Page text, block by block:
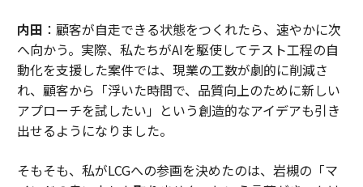
内田 ：顧客が自走できる状態をつくれたら、速やかに次
へ向かう。実際、私たちがAIを駆使してテスト工程の自
動化を支援した案件では、現業の工数が劇的に削減さ
れ、顧客から「浮いた時間で、品質向上のために新しい
アプローチを試したい」という創造的なアイデアも引き
出せるようになりました。
そもそも、私がLCGへの参画を決めたのは、岩槻の「マ